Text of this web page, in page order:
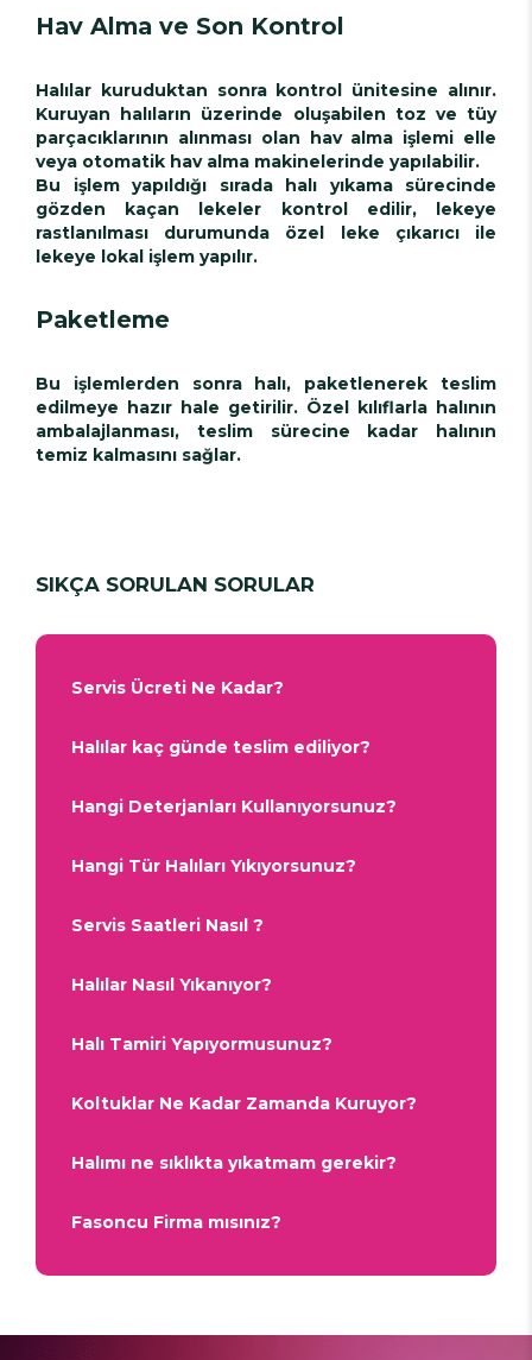
Hav Alma ve Son Kontrol
Halılar kuruduktan sonra kontrol ünitesine alınır.
Kuruyan halıların üzerinde oluşabilen toz ve tüy
parçacıklarının alınması olan hav alma işlemi elle
veya otomatik hav alma makinelerinde yapılabilir.
Bu işlem yapıldığı sırada halı yıkama sürecinde
gözden kaçan lekeler kontrol edilir, lekeye
rastlanılması durumunda özel leke çıkarıcı ile
lekeye lokal işlem yapılır.
Paketleme
Bu işlemlerden sonra halı, paketlenerek teslim
edilmeye hazır hale getirilir. Özel kılıflarla halının
ambalajlanması, teslim sürecine kadar halının
temiz kalmasını sağlar.
SIKÇA SORULAN SORULAR
Servis Ücreti Ne Kadar?
Halılar kaç günde teslim ediliyor?
Hangi Deterjanları Kullanıyorsunuz?
Hangi Tür Halıları Yıkıyorsunuz?
Servis Saatleri Nasıl ?
Halılar Nasıl Yıkanıyor?
Halı Tamiri Yapıyormusunuz?
Koltuklar Ne Kadar Zamanda Kuruyor?
Halımı ne sıklıkta yıkatmam gerekir?
Fasoncu Firma mısınız?